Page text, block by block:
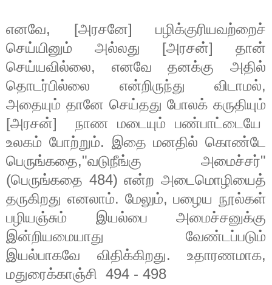
எனவே, [அரசனே] பழிக்குரியவற்றைச்
செய்யினும்
அல்லது [அரசன்]தான்
செய்யவில்லை, எனவே தனக்கு
அதில்
தொடர்பில்லை
என்றிருந்து விடாமல்,
அதையும் தானே செய்தது போலக் கருதியும்
[அரசன்] நாண மடையும்
பண்பாட்டையே
உலகம் போற்றும். இதை மனதில் கொண்டே
பெருங்கதை,"வடுநீங்கு அமைச்சர்"
(பெருங்கதை 484)என்ற அடைமொழியைத்
தருகிறது எனலாம். மேலும்,பழைய நூல்கள்
பழியஞ்சும்
இயல்பை
அமைச்சனுக்கு
இன்றியமையாது
வேண்டப்படும்
இயல்பாகவே
விதிக்கிறது. உதாரணமாக,
மதுரைக்காஞ்சி 494 - 498